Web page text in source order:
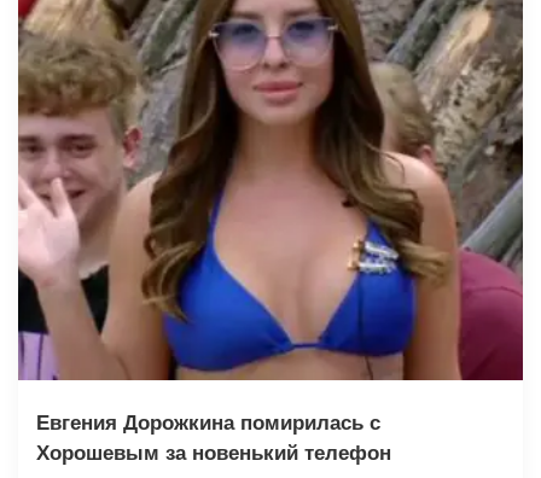
Евгения Дорожкина помирилась с
Хорошевым за новенький телефон